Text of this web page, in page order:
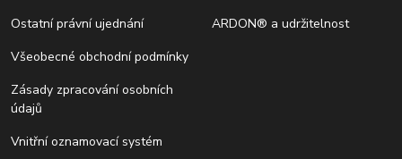
Ostatní právní ujednání
Všeobecné obchodní podmínky
Zásady zpracování osobních
údajů
Vnitřní oznamovací systém
ARDON® a udržitelnost